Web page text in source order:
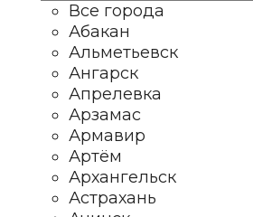
Все города
Абакан
Альметьевск
Ангарск
Апрелевка
Арзамас
Армавир
Артём
Архангельск
Астрахань